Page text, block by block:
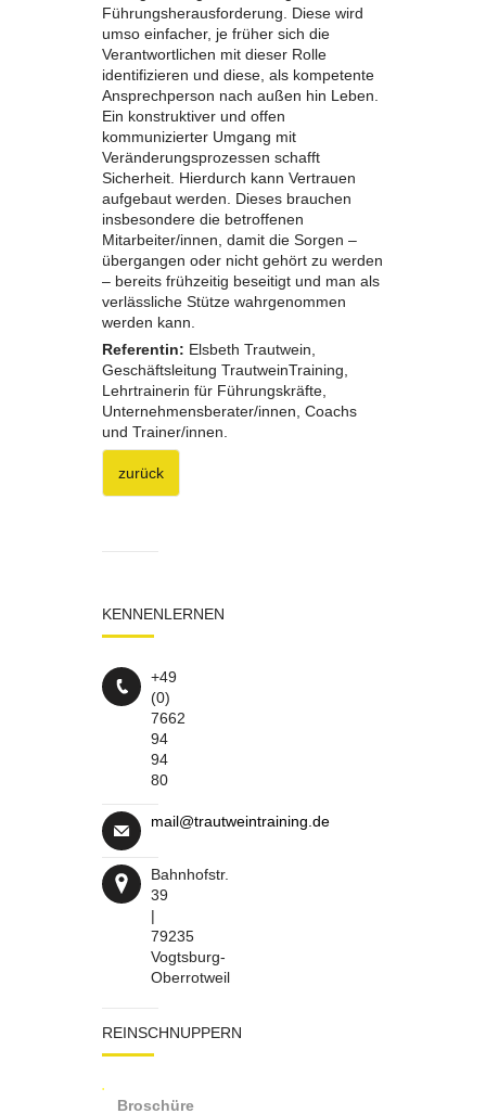
Führungsherausforderung. Diese wird
umso einfacher, je früher sich die
Verantwortlichen mit dieser Rolle
identifizieren und diese, als kompetente
Ansprechperson nach außen hin Leben.
Ein konstruktiver und offen
kommunizierter Umgang mit
Veränderungsprozessen schafft
Sicherheit. Hierdurch kann Vertrauen
aufgebaut werden. Dieses brauchen
insbesondere die betroffenen
Mitarbeiter/innen, damit die Sorgen –
übergangen oder nicht gehört zu werden
– bereits frühzeitig beseitigt und man als
verlässliche Stütze wahrgenommen
werden kann.
Referentin: Elsbeth Trautwein,
Geschäftsleitung TrautweinTraining,
Lehrtrainerin für Führungskräfte,
Unternehmensberater/innen, Coachs
und Trainer/innen.
zurück
KENNENLERNEN
+49
(0)
7662
94
94
80
mail@trautweintraining.de
Bahnhofstr.
39
|
79235
Vogtsburg-
Oberrotweil
REINSCHNUPPERN
Broschüre